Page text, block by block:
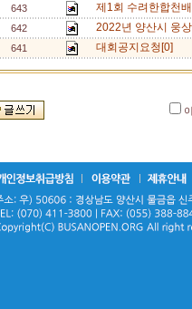
643 제1회 수려한합천
642 2022년 양산시 웅
641 대회공지요청[0]